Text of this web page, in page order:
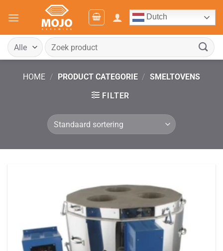
naar
Dutch
Zoeken
naar:
HOME / PRODUCT CATEGORIE / SMELTOVENS
FILTER